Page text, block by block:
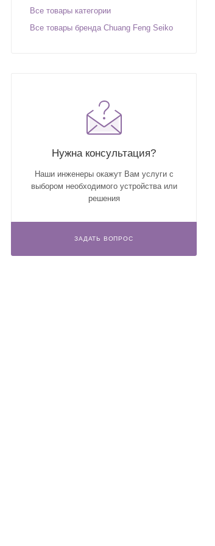
Все товары категории
Все товары бренда Chuang Feng Seiko
Нужна консультация?
Наши инженеры окажут Вам услуги с
выбором необходимого устройства или
решения
ЗАДАТЬ ВОПРОС